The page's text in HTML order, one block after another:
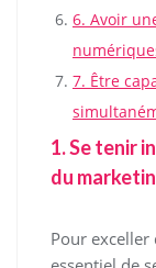
6. Avoir
7. Être
1. Se tenir
du
Pour